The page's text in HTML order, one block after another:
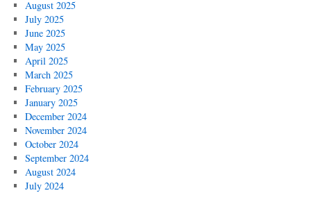
August 2025
July 2025
June 2025
May 2025
April 2025
March 2025
February 2025
January 2025
December 2024
November 2024
October 2024
September 2024
August 2024
July 2024